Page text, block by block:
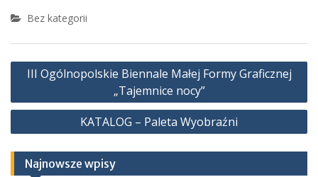
Bez kategorii
Nawigacja
III Ogólnopolskie Biennale Małej Formy Graficznej
„Tajemnice nocy”
KATALOG – Paleta Wyobraźni
Najnowsze wpisy